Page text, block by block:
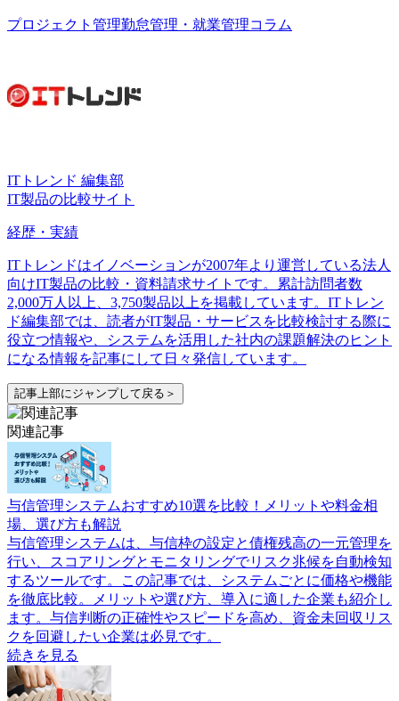
プロジェクト管理勤怠管理・就業管理コラム
ITトレンド 編集部
IT製品の比較サイト
経歴・実績
ITトレンドはイノベーションが2007年より運営している法人
向けIT製品の比較・資料請求サイトです。累計訪問者数
2,000万人以上、3,750製品以上を掲載しています。ITトレン
ド編集部では、読者がIT製品・サービスを比較検討する際に
役立つ情報や、システムを活用した社内の課題解決のヒント
になる情報を記事にして日々発信しています。
記事上部にジャンプして戻る＞
関連記事
与信管理システムおすすめ10選を比較！メリットや料金相
場、選び方も解説
与信管理システムは、与信枠の設定と債権残高の一元管理を
行い、スコアリングとモニタリングでリスク兆候を自動検知
するツールです。この記事では、システムごとに価格や機能
を徹底比較。メリットや選び方、導入に適した企業も紹介し
ます。与信判断の正確性やスピードを高め、資金未回収リス
クを回避したい企業は必見です。
続きを見る